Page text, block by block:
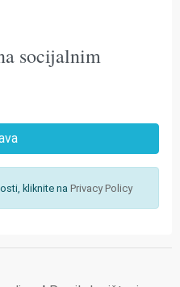
socijalnim
kliknite na Privacy Policy